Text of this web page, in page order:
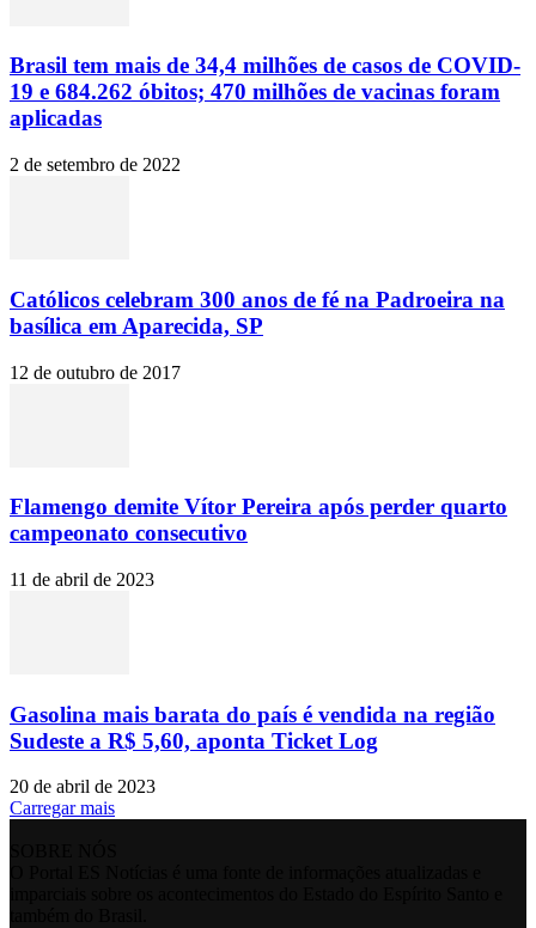
Brasil tem mais de 34,4 milhões de casos de COVID-
19 e 684.262 óbitos; 470 milhões de vacinas foram
aplicadas
2 de setembro de 2022
Católicos celebram 300 anos de fé na Padroeira na
basílica em Aparecida, SP
12 de outubro de 2017
Flamengo demite Vítor Pereira após perder quarto
campeonato consecutivo
11 de abril de 2023
Gasolina mais barata do país é vendida na região
Sudeste a R$ 5,60, aponta Ticket Log
20 de abril de 2023
Carregar mais